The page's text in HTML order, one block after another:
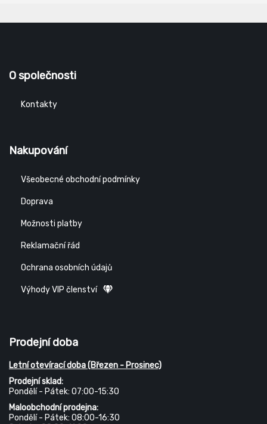
O společnosti
Kontakty
Nakupování
Všeobecné obchodní podmínky
Doprava
Možnosti platby
Reklamační řád
Ochrana osobních údajů
Výhody VIP členství
Prodejní doba
Letní otevírací doba (Březen - Prosinec)
Prodejní sklad:
Pondělí - Pátek: 07:00-15:30
Maloobchodní prodejna:
Pondělí - Pátek: 08:00-16:30